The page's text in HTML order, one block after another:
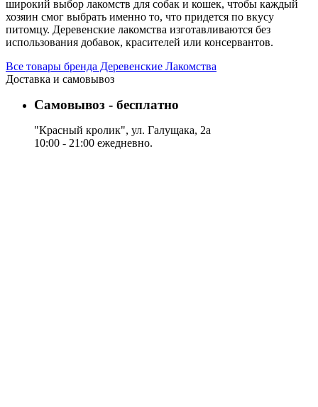
широкий выбор лакомств для собак и кошек, чтобы каждый
хозяин смог выбрать именно то, что придется по вкусу
питомцу. Деревенские лакомства изготавливаются без
использования добавок, красителей или консервантов.
Все товары бренда Деревенские Лакомства
Доставка и самовывоз
Самовывоз - бесплатно
"Красный кролик", ул. Галущака, 2а
10:00 - 21:00 ежедневно.